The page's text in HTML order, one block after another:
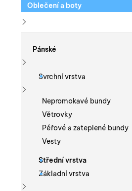
Oblečení a boty
Pánské
Zobrazit více
Svrchní vrstva
Zobrazit více
Nepromokavé bundy
Větrovky
Péřové a zateplené bundy
Vesty
Střední vrstva
Základní vrstva